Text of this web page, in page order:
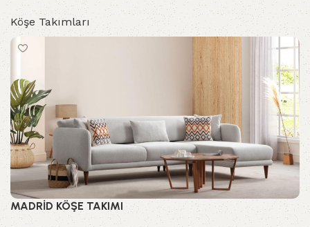
Köşe Takımları
MADRİD KÖŞE TAKIMI